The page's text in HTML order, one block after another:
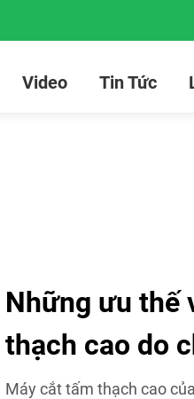
Video Tin Tức
Những ưu thế
thạch cao do
Máy cắt tấm thạch cao